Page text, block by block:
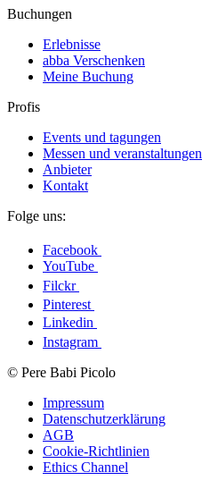
Buchungen
Erlebnisse
abba Verschenken
Meine Buchung
Profis
Events und tagungen
Messen und veranstaltungen
Anbieter
Kontakt
Folge uns:
Facebook
YouTube
Filckr
Pinterest
Linkedin
Instagram
© Pere Babi Picolo
Impressum
Datenschutzerklärung
AGB
Cookie-Richtlinien
Ethics Channel